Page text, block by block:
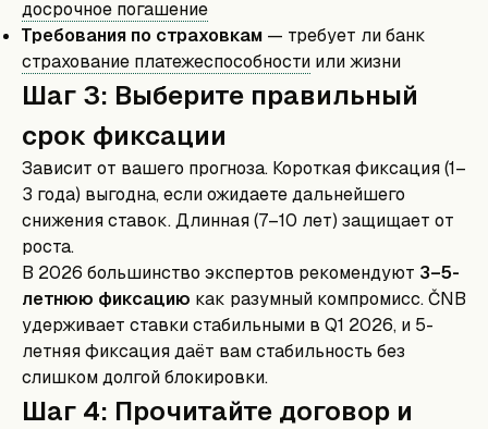
досрочное погашение
Требования по страховкам — требует ли банк
страхование платежеспособности или жизни
Шаг 3: Выберите правильный
срок фиксации
Зависит от вашего прогноза. Короткая фиксация (1–
3 года) выгодна, если ожидаете дальнейшего
снижения ставок. Длинная (7–10 лет) защищает от
роста.
В 2026 большинство экспертов рекомендуют 3–5-
летнюю фиксацию как разумный компромисс. ČNB
удерживает ставки стабильными в Q1 2026, и 5-
летняя фиксация даёт вам стабильность без
слишком долгой блокировки.
Шаг 4: Прочитайте договор и